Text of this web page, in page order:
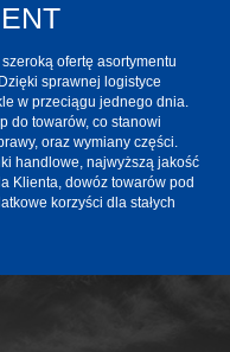
ofertę asortymentu
sprawnej logistyce
w przeciągu jednego dnia.
do towarów, co stanowi
oraz wymiany części.
handlowe, najwyższą jakość
Klienta, dowóz towarów pod
korzyści dla stałych